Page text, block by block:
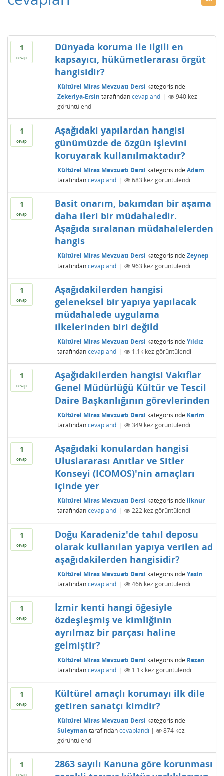
1
cevap
Dünyada koruma ile ilgili en
kapsayıcı, hükümetlerarası örgüt
hangisidir?
Kültürel Miras Mevzuatı Dersi kategorisinde
Zekeriya-Ersin tarafından cevaplandı | 940kez
görüntülendi
1
cevap
Aşağıdaki yapılardan hangisi
günümüzde de özgün işlevini
koruyarak kullanılmaktadır?
Kültürel Miras Mevzuatı Dersi kategorisinde Adem
tarafından cevaplandı | 683 kez görüntülendi
1
cevap
Basit onarım, bakımdan bir aşama
daha ileri bir müdahaledir.
Aşağıda sıralanan müdahalelerden
hangis
Kültürel Miras Mevzuatı Dersi kategorisinde Zeynep
tarafından cevaplandı | 963 kez görüntülendi
1
cevap
Aşağıdakilerden hangisi
geleneksel bir yapıya yapılacak
müdahalede uygulama
ilkelerinden biri değild
Kültürel Miras Mevzuatı Dersi kategorisinde Yıldız
tarafından cevaplandı | 1.1kkez görüntülendi
1
cevap
Aşağıdakilerden hangisi Vakıflar
Genel Müdürlüğü Kültür ve Tescil
Daire Başkanlığının görevlerinden
Kültürel Miras Mevzuatı Dersi kategorisinde Kerim
tarafından cevaplandı | 349kez görüntülendi
1
cevap
Aşağıdaki konulardan hangisi
Uluslararası Anıtlar ve Sitler
Konseyi (ICOMOS)'nin amaçları
içinde yer
Kültürel Miras Mevzuatı Dersi kategorisinde ilknur
tarafından cevaplandı | 222kez görüntülendi
1
cevap
Doğu Karadeniz'de tahıl deposu
olarak kullanılan yapıya verilen ad
aşağıdakilerden hangisidir?
Kültürel Miras Mevzuatı Dersi kategorisinde Yasin
tarafından cevaplandı | 466kez görüntülendi
1
cevap
İzmir kenti hangi öğesiyle
özdeşleşmiş ve kimliğinin
ayrılmaz bir parçası haline
gelmiştir?
Kültürel Miras Mevzuatı Dersi kategorisinde Rezan
tarafından cevaplandı | 1.1kkez görüntülendi
1
cevap
Kültürel amaçlı korumayı ilk dile
getiren sanatçı kimdir?
Kültürel Miras Mevzuatı Dersi kategorisinde
Suleyman tarafından cevaplandı | 874kez
görüntülendi
1
cevap
2863 sayılı Kanuna göre korunması